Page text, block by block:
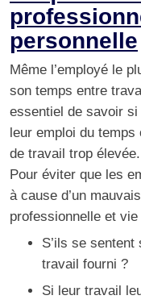
personnelle
Même l’employé le
son temps entre
essentiel de savoir
leur emploi du temps
de travail trop élevée.
Pour éviter que les
à cause d’un
professionnelle et
S’ils se
travail fourni ?
Si leur travail